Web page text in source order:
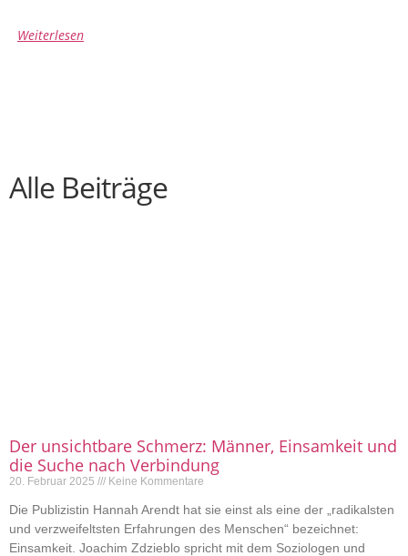
Weiterlesen
Alle Beiträge
Der unsichtbare Schmerz: Männer, Einsamkeit und
die Suche nach Verbindung
20. Februar 2025 Keine Kommentare
Die Publizistin Hannah Arendt hat sie einst als eine der „radikalsten
und verzweifeltsten Erfahrungen des Menschen“ bezeichnet:
Einsamkeit. Joachim Zdzieblo spricht mit dem Soziologen und